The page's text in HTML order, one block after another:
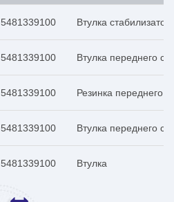
5481339100 Втулка
5481339100 Втулка переднего
5481339100 Резинка переднего
5481339100 Втулка переднего
5481339100 Втулка